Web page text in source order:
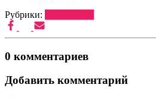
Рубрики:
0 комментариев
Добавить комментарий